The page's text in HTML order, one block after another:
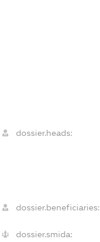
dossier.heads:
dossier.beneficiaries:
dossier.smida: